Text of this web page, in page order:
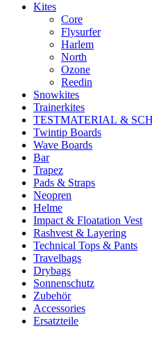
Kites
Core
Flysurfer
Harlem
North
Ozone
Reedin
Snowkites
Trainerkites
TESTMATERIAL &
Twintip Boards
Wave Boards
Bar
Trapez
Pads & Straps
Neopren
Helme
Impact & Floatation Vest
Rashvest & Layering
Technical Tops & Pants
Travelbags
Drybags
Sonnenschutz
Zubehör
Accessories
Ersatzteile